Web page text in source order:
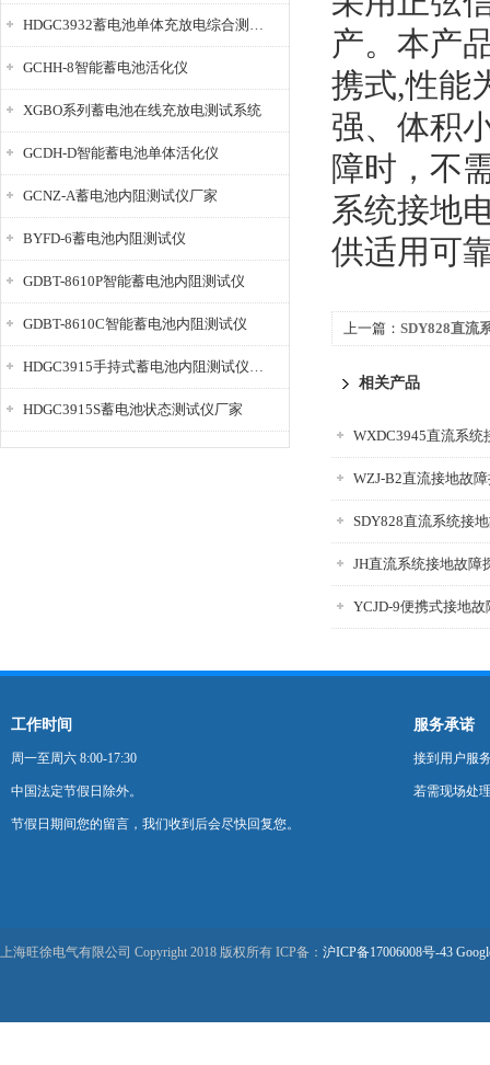
HDGC3932蓄电池单体充放电综合测试仪
GCHH-8智能蓄电池活化仪
XGBO系列蓄电池在线充放电测试系统
GCDH-D智能蓄电池单体活化仪
GCNZ-A蓄电池内阻测试仪厂家
BYFD-6蓄电池内阻测试仪
GDBT-8610P智能蓄电池内阻测试仪
GDBT-8610C智能蓄电池内阻测试仪
HDGC3915手持式蓄电池内阻测试仪厂家
HDGC3915S蓄电池状态测试仪厂家
产。本产
携式,性能
强、体积
障时，不
系统接地
供适用可
上一篇： SDY828直流
相关产品
WXDC3945直流系统
WZJ-B2直流接地故
SDY828直流系统接
JH直流系统接地故障
YCJD-9便携式接地
工作时间
周一至周六 8:00-17:30
中国法定节假日除外。
节假日期间您的留言，我们收到后会尽快回复您。
服务承诺
接到用户服
若需现场处
上海旺徐电气有限公司 Copyright 2018 版权所有 ICP备： 沪ICP备17006008号-43